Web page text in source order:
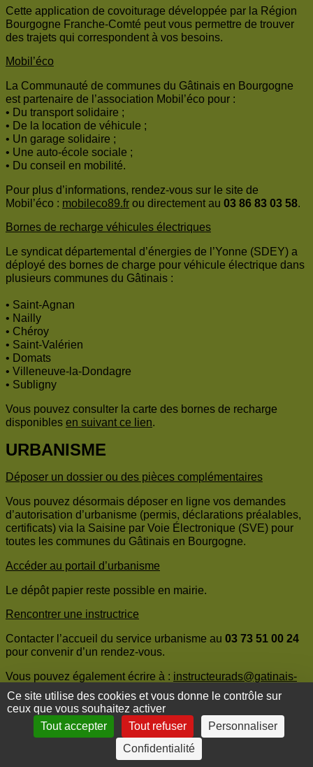
Ce site utilise des cookies et vous donne le contrôle sur
ceux que vous souhaitez activer
Tout accepter
Tout refuser
Personnaliser
Confidentialité
Cette application de covoiturage développée par la Région
Bourgogne Franche-Comté peut vous permettre de trouver
des trajets qui correspondent à vos besoins.
Mobil’éco
La Communauté de communes du Gâtinais en Bourgogne
est partenaire de l’association Mobil’éco pour :
• Du transport solidaire ;
• De la location de véhicule ;
• Un garage solidaire ;
• Une auto-école sociale ;
• Du conseil en mobilité.
Pour plus d’informations, rendez-vous sur le site de
Mobil’éco : mobileco89.fr ou directement au 03 86 83 03 58.
Bornes de recharge véhicules électriques
Le syndicat départemental d’énergies de l’Yonne (SDEY) a
déployé des bornes de charge pour véhicule électrique dans
plusieurs communes du Gâtinais :
• Saint-Agnan
• Nailly
• Chéroy
• Saint-Valérien
• Domats
• Villeneuve-la-Dondagre
• Subligny
Vous pouvez consulter la carte des bornes de recharge
disponibles en suivant ce lien.
URBANISME
Déposer un dossier ou des pièces complémentaires
Vous pouvez désormais déposer en ligne vos demandes
d’autorisation d’urbanisme (permis, déclarations préalables,
certificats) via la Saisine par Voie Électronique (SVE) pour
toutes les communes du Gâtinais en Bourgogne.
Accéder au portail d’urbanisme
Le dépôt papier reste possible en mairie.
Rencontrer une instructrice
Contacter l’accueil du service urbanisme au 03 73 51 00 24
pour convenir d’un rendez-vous.
Vous pouvez également écrire à : instructeurads@gatinais-
bourgogne.fr
Consulter le PLUi
Le Plan Local d’Urbanisme Intercommunal (PLUi) est
. Pour tout autre renseignement, vous pouvez